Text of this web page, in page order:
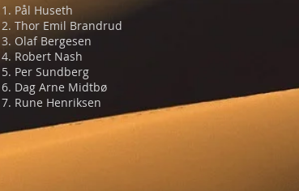
Pål Huseth
Thor Emil Brandrud
Olaf Bergesen
Robert Nash
Per Sundberg
Dag Arne Midtbø
Rune Henriksen